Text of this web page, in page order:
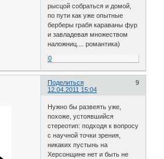
рысцой собраться и домой,
по пути как уже опытные
берберы грабя караваны фур
и завладевая множеством
наложниц.... романтика)
0
Поделиться
9
12.04.2011 15:04
Нужно бы развеять уже,
похоже, устоявшийся
стереотип: подходя к вопросу
с научной точки зрения,
никаких пустынь на
Херсонщине нет и быть не